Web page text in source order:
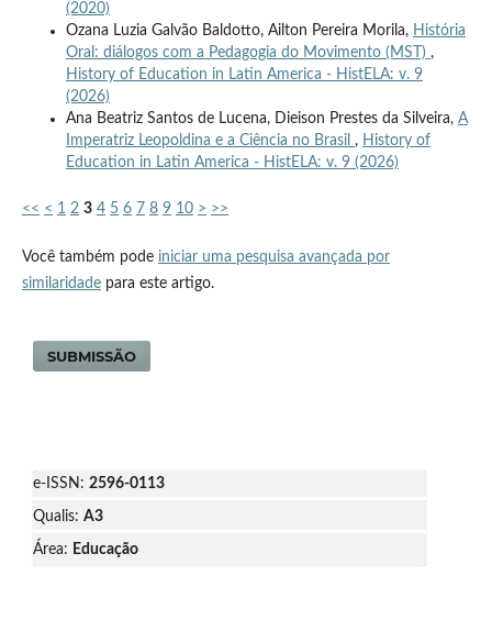
(2020)
Ozana Luzia Galvão Baldotto, Ailton Pereira Morila, História
Oral: diálogos com a Pedagogia do Movimento (MST) ,
History of Education in Latin America - HistELA: v. 9
(2026)
Ana Beatriz Santos de Lucena, Dieison Prestes da Silveira, A
Imperatriz Leopoldina e a Ciência no Brasil , History of
Education in Latin America - HistELA: v. 9 (2026)
<< < 1 2 3 4 5 6 7 8 9 10 > >>
Você também pode iniciar uma pesquisa avançada por
similaridadepara este artigo.
SUBMISSÃO
e-ISSN: 2596-0113
Qualis: A3
Área: Educação